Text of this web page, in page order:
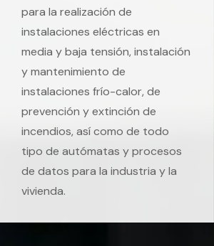
para la realización de
instalaciones eléctricas en
media y baja tensión, instalación
y mantenimiento de
instalaciones frío-calor, de
prevención y extinción de
incendios, así como de todo
tipo de autómatas y procesos
de datos para la industria y la
vivienda.